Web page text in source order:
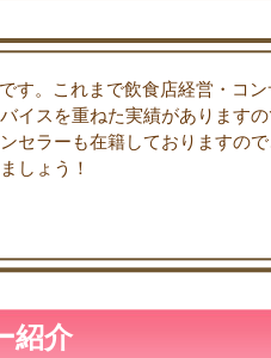
す。これまで飲食店経営・コ
イスを重ねた実績があります
セラーも在籍しておりますの
しょう！
紹介